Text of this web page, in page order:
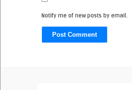
Notify me of new posts by email.